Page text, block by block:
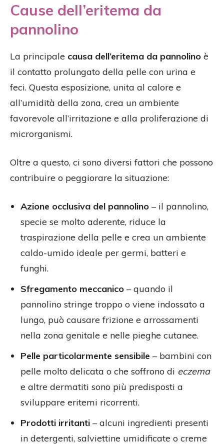
Cause dell’eritema da
pannolino
La principale causa dell’eritema da pannolino è
il contatto prolungato della pelle con urina e
feci. Questa esposizione, unita al calore e
all’umidità della zona, crea un ambiente
favorevole all’irritazione e alla proliferazione di
microrganismi.
Oltre a questo, ci sono diversi fattori che possono
contribuire o peggiorare la situazione:
Azione occlusiva del pannolino – il pannolino,
specie se molto aderente, riduce la
traspirazione della pelle e crea un ambiente
caldo-umido ideale per germi, batteri e
funghi.
Sfregamento meccanico – quando il
pannolino stringe troppo o viene indossato a
lungo, può causare frizione e arrossamenti
nella zona genitale e nelle pieghe cutanee.
Pelle particolarmente sensibile – bambini con
pelle molto delicata o che soffrono di eczema
e altre dermatiti sono più predisposti a
sviluppare eritemi ricorrenti.
Prodotti irritanti – alcuni ingredienti presenti
in detergenti, salviettine umidificate o creme